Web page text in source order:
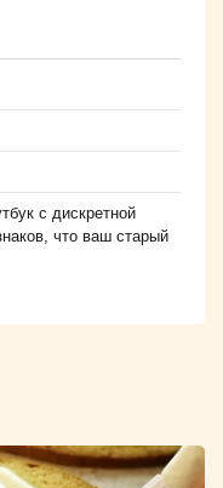
с дискретной
что ваш старый